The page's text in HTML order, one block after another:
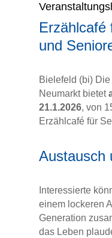
Erzählcafé
und
Bielefeld (bi)
Neumarkt bietet
21.1.2026, von
Erzählcafé für
Austausch
Interessierte
einem lockeren
Generation
das Leben